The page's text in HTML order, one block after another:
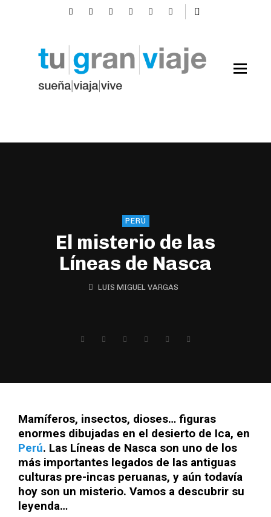
PERÚ
El misterio de las
Líneas de Nasca
LUIS MIGUEL VARGAS
Mamíferos, insectos, dioses… figuras
enormes dibujadas en el desierto de Ica, en
Perú. Las Líneas de Nasca son uno de los
más importantes legados de las antiguas
culturas pre-incas peruanas, y aún todavía
hoy son un misterio. Vamos a descubrir su
leyenda…